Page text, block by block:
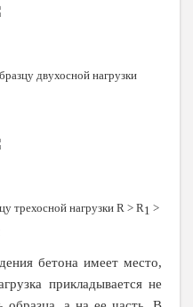
двухосной нагрузки
трехосной нагрузки R > R1 >
бетона имеет место,
прикладывается не